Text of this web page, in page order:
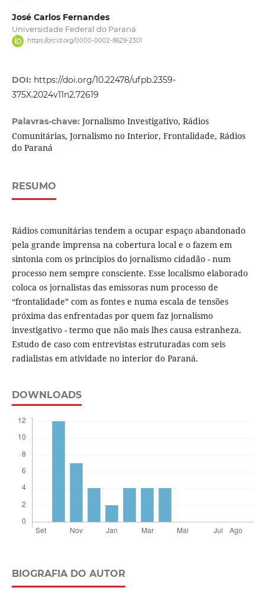
José Carlos Fernandes
Universidade Federal do Paraná
https://orcid.org/0000-0002-8629-2301
DOI: https://doi.org/10.22478/ufpb.2359-
375X.2024v11n2.72619
Palavras-chave: Jornalismo Investigativo, Rádios
Comunitárias, Jornalismo no Interior, Frontalidade, Rádios
do Paraná
RESUMO
Rádios comunitárias tendem a ocupar espaço abandonado
pela grande imprensa na cobertura local e o fazem em
sintonia com os princípios do jornalismo cidadão - num
processo nem sempre consciente. Esse localismo elaborado
coloca os jornalistas das emissoras num processo de
“frontalidade” com as fontes e numa escala de tensões
próxima das enfrentadas por quem faz jornalismo
investigativo - termo que não mais lhes causa estranheza.
Estudo de caso com entrevistas estruturadas com seis
radialistas em atividade no interior do Paraná.
DOWNLOADS
BIOGRAFIA DO AUTOR